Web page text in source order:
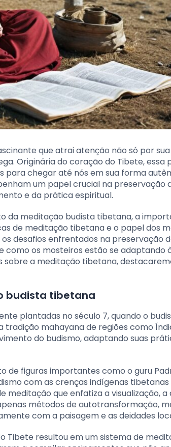
que atrai atenção não só por
Originária do coração do Tibete, essa
para chegar até nós em sua forma
um papel crucial na preservação
e da prática espiritual.
da meditação budista tibetana, a
de meditação tibetana e o papel dos
desafios enfrentados na preservação
os mosteiros estão se adaptando
a meditação tibetana,
budista tibetana
plantadas no século 7, quando o
mahayana de regiões como
do budismo, adaptando suas
de figuras importantes como o guru
com as crenças indígenas
meditação que enfatiza a visualização, a
métodos de autotransformação,
com a paisagem e as deidades
Tibete resultou em um sistema de